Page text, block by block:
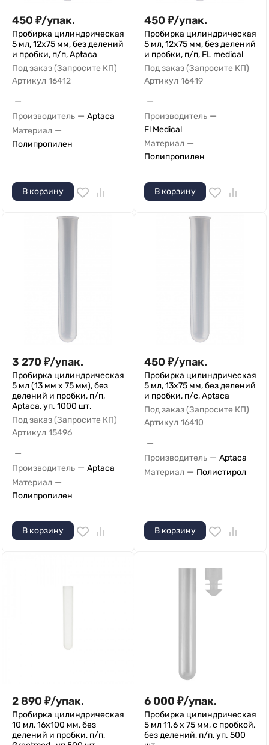
450 ₽/упак.
Пробирка цилиндрическая
5 мл, 12х75 мм, без делений
и пробки, п/п, Aptaca
Под заказ (Запросите КП)
Артикул 16412
—
Производитель — Aptaca
Материал —
Полипропилен
В корзину
450 ₽/упак.
Пробирка цилиндрическая
5 мл, 12х75 мм, без делений
и пробки, п/п, FL medical
Под заказ (Запросите КП)
Артикул 16419
—
Производитель —
Fl Medical
Материал —
Полипропилен
В корзину
3 270 ₽/упак.
Пробирка цилиндрическая
5 мл (13 мм х 75 мм), без
делений и пробки, п/п,
Aptaca, уп. 1000 шт.
Под заказ (Запросите КП)
Артикул 15496
—
Производитель — Aptaca
Материал —
Полипропилен
В корзину
450 ₽/упак.
Пробирка цилиндрическая
5 мл, 13х75 мм, без делений
и пробки, п/с, Aptaca
Под заказ (Запросите КП)
Артикул 16410
—
Производитель — Aptaca
Материал — Полистирол
В корзину
2 890 ₽/упак.
Пробирка цилиндрическая
10 мл, 16х100 мм, без
делений и пробки, п/п,
6 000 ₽/упак.
Пробирка цилиндрическая
5 мл 11.6 х 75 мм, с пробкой,
без делений, п/п, уп. 500